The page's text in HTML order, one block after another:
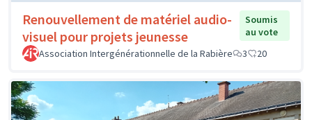
Renouvellement de matériel audio-
visuel pour projets jeunesse
Soumis
au vote
Association Intergénérationnelle de la Rabière
3 20